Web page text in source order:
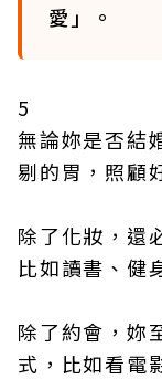
愛」。
5
無論妳是否結
剔的胃，照顧
除了化妝，還
比如讀書、健
除了約會，妳
式，比如看電